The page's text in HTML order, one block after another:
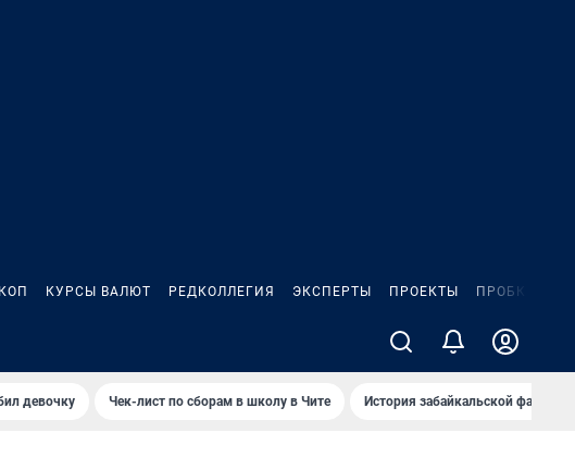
КУРСЫ ВАЛЮТ РЕДКОЛЛЕГИЯ ЭКСПЕРТЫ ПРОЕКТЫ ПРОБКИ
девочку Чек-лист по сборам в школу в Чите История забайкальской фамилии